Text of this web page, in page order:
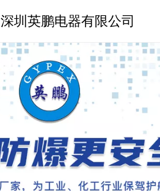
深圳英鹏电器有限公司